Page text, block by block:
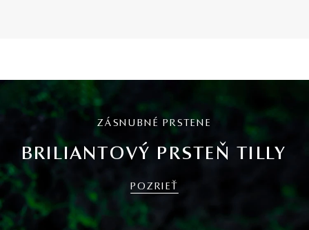
ZÁSNUBNÉ PRSTENE
BRILIANTOVÝ PRSTEŇ TILLY
POZRIEŤ